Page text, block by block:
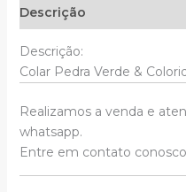
Descrição
Descrição:
Colar Pedra Verde &
Realizamos a venda e
whatsapp.
Entre em contato